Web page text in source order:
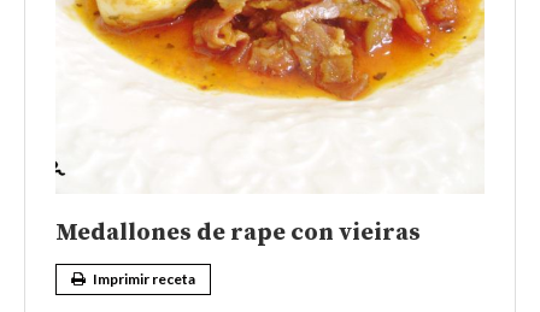
Medallones de rape con vieiras
Imprimir receta